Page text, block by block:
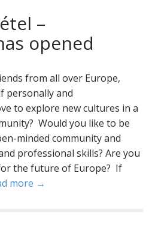
–
opened
from all over Europe,
personally and
to explore new cultures in a
Would you like to be
minded community and
professional skills? Are you
the future of Europe? If
more →